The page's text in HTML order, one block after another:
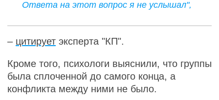
Ответа на этот вопрос я не услышал",
– цитирует эксперта "КП".
Кроме того, психологи выяснили, что группы
была сплоченной до самого конца, а
конфликта между ними не было.